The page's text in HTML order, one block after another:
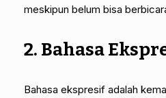
meskipun belum bisa
2. Bahasa
Bahasa ekspresif adalah